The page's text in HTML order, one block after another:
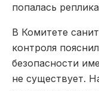
попалась
В Комитете
контроля
безопасности
не существует.